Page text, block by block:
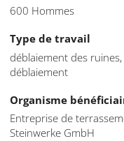
600 Hommes
Type de travail
déblaiement des
déblaiement
Organisme
Entreprise de
Steinwerke GmbH